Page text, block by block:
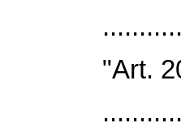
"Art.